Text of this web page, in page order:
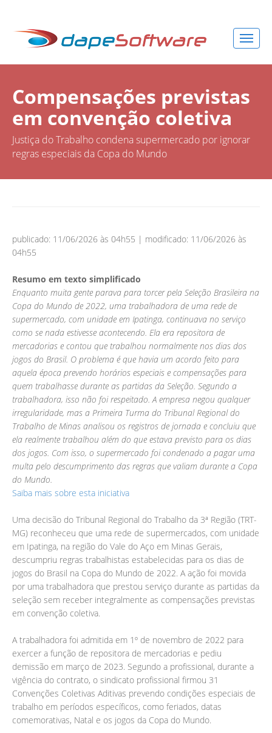
Compensações previstas
em convenção coletiva
Justiça do Trabalho condena supermercado por ignorar
regras especiais da Copa do Mundo
publicado: 11/06/2026 às 04h55 | modificado: 11/06/2026 às
04h55
Resumo em texto simplificado
Enquanto muita gente parava para torcer pela Seleção Brasileira na
Copa do Mundo de 2022, uma trabalhadora de uma rede de
supermercado, com unidade em Ipatinga, continuava no serviço
como se nada estivesse acontecendo. Ela era repositora de
mercadorias e contou que trabalhou normalmente nos dias dos
jogos do Brasil. O problema é que havia um acordo feito para
aquela época prevendo horários especiais e compensações para
quem trabalhasse durante as partidas da Seleção. Segundo a
trabalhadora, isso não foi respeitado. A empresa negou qualquer
irregularidade, mas a Primeira Turma do Tribunal Regional do
Trabalho de Minas analisou os registros de jornada e concluiu que
ela realmente trabalhou além do que estava previsto para os dias
dos jogos. Com isso, o supermercado foi condenado a pagar uma
multa pelo descumprimento das regras que valiam durante a Copa
do Mundo.
Saiba mais sobre esta iniciativa
Uma decisão do Tribunal Regional do Trabalho da 3ª Região (TRT-
MG) reconheceu que uma rede de supermercados, com unidade
em Ipatinga, na região do Vale do Aço em Minas Gerais,
descumpriu regras trabalhistas estabelecidas para os dias de
jogos do Brasil na Copa do Mundo de 2022. A ação foi movida
por uma trabalhadora que prestou serviço durante as partidas da
seleção sem receber integralmente as compensações previstas
em convenção coletiva.
A trabalhadora foi admitida em 1º de novembro de 2022 para
exercer a função de repositora de mercadorias e pediu
demissão em março de 2023. Segundo a profissional, durante a
vigência do contrato, o sindicato profissional firmou 31
Convenções Coletivas Aditivas prevendo condições especiais de
trabalho em períodos específicos, como feriados, datas
comemorativas, Natal e os jogos da Copa do Mundo.